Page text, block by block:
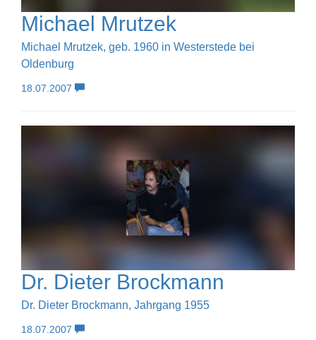
Michael Mrutzek
Michael Mrutzek, geb. 1960 in Westerstede bei
Oldenburg
18.07.2007
Dr. Dieter Brockmann
Dr. Dieter Brockmann, Jahrgang 1955
18.07.2007